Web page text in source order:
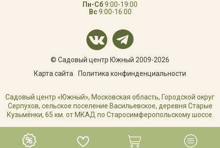
Пн-Сб9:00-19:00
Вс9:00-16:00
© Садовый центр Южный 2009-2026
Карта сайта
Политика конфинденциальности
Садовый центр «Южный», Московская область, Городской округ
Серпухов, сельское поселение Васильевское, деревня Старые
Кузьмёнки, 65 км. от МКАД по Старосимферопольскому шоссе.